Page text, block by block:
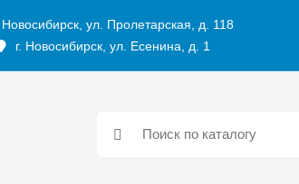
Новосибирск, ул. Пролетарская, д. 118
г. Новосибирск, ул. Есенина, д. 1